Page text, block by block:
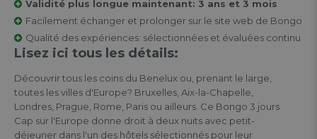
Validité plus longue maintenant: 3 ans et 3 mois
Facilement échanger et prolonger sur le site web de Bongo
Qualité des expériences: sélectionnées et évaluées continu
Lisez ici tous les détails:
Découvrir tous les coins du Benelux ou, prenant le large,
toutes les villes d'Europe? Bruxelles, Aix-la-Chapelle,
Londres, Prague, Rome, Paris ou ailleurs. Ce Bongo 3 jours
Cap sur l'Europe donne droit à deux nuits avec petit-
déjeuner dans l'un des hôtels sélectionnés pour leur